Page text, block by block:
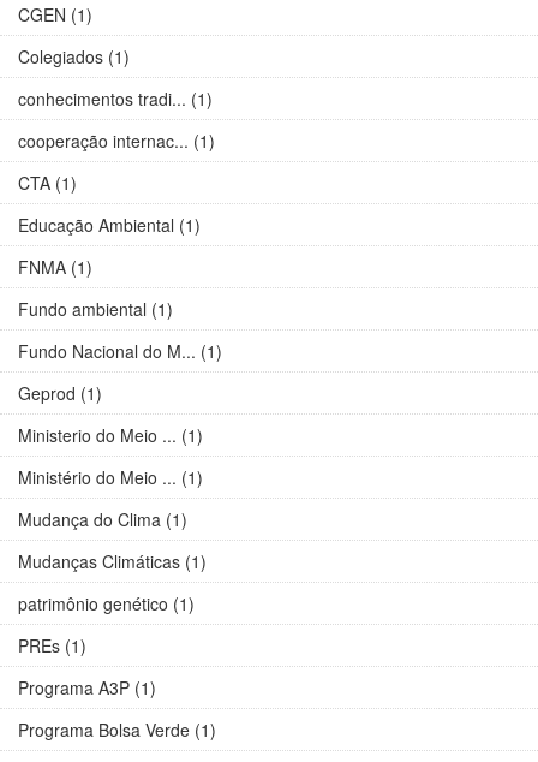
CGEN (1)
Colegiados (1)
conhecimentos tradi... (1)
cooperação internac... (1)
CTA (1)
Educação Ambiental (1)
FNMA (1)
Fundo ambiental (1)
Fundo Nacional do M... (1)
Geprod (1)
Ministerio do Meio ... (1)
Ministério do Meio ... (1)
Mudança do Clima (1)
Mudanças Climáticas (1)
patrimônio genético (1)
PREs (1)
Programa A3P (1)
Programa Bolsa Verde (1)